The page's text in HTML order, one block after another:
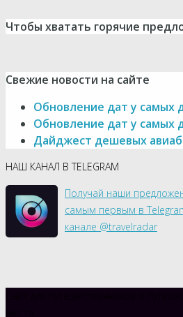
Чтобы хватать горячие
Свежие новости на сайте
Обновление дат у самых
Обновление дат у самых
Дайджест дешевых
НАШ КАНАЛ В TELEGRAM
Получай наши
самым первым в
канале @travelradar